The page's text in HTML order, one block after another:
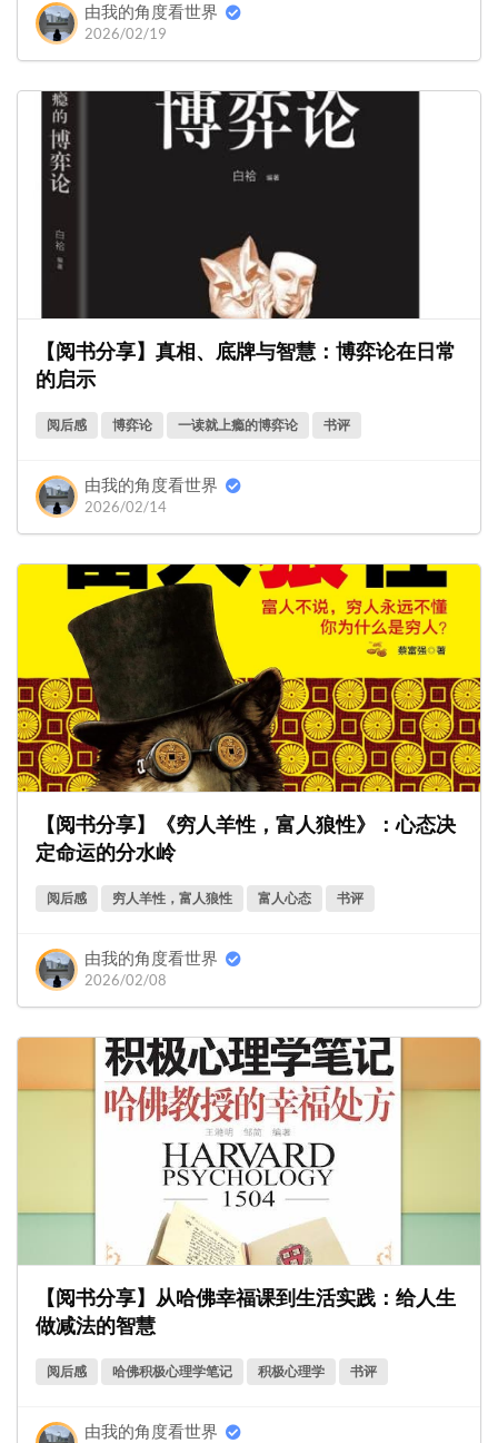
由我的角度看世界
2026/02/19
【阅书分享】真相、底牌与智慧：博弈论在日常
的启示
阅后感 博弈论 一读就上瘾的博弈论 书评
由我的角度看世界
2026/02/14
【阅书分享】《穷人羊性，富人狼性》：心态决
定命运的分水岭
阅后感 穷人羊性，富人狼性 富人心态 书评
由我的角度看世界
2026/02/08
【阅书分享】从哈佛幸福课到生活实践：给人生
做减法的智慧
阅后感 哈佛积极心理学笔记 积极心理学 书评
由我的角度看世界